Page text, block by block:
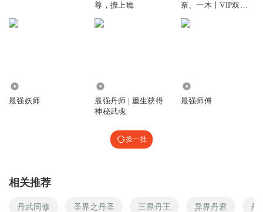
👍👍👍👍👍👍👍👍👍👍
还有多少集啊？什么时候能更新？
回复
听友254341175
求更新
尊，撩上瘾
奈、一木丨VIP双
最强妖师
最强丹师 | 重生获得
神秘武魂
最强师傅
换一批
相关推荐
丹武同修 圣界之丹圣 三界丹王 异界丹君 丹